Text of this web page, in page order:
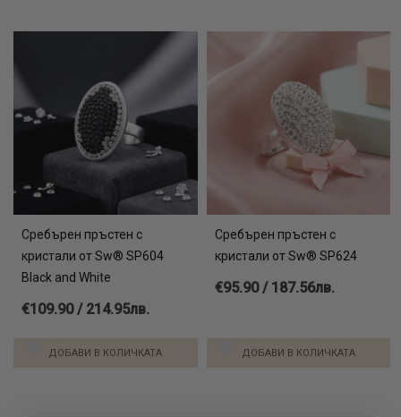
Сребърен пръстен с
кристали от Sw® SP604
Black and White
€109.90 / 214.95лв.
ДОБАВИ В КОЛИЧКАТА
Сребърен пръстен с
кристали от Sw® SP624
€95.90 / 187.56лв.
ДОБАВИ В КОЛИЧКАТА